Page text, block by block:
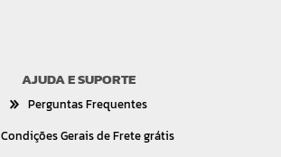
AJUDA E SUPORTE
Perguntas Frequentes
Condições Gerais de Frete grátis